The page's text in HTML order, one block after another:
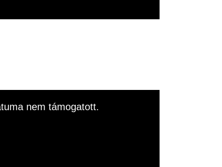
nem támogatott.